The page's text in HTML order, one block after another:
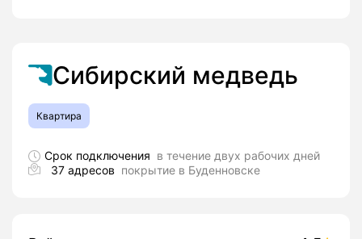
Сибирский медведь
Квартира
Срок подключения в течение двух рабочих дней
37 адресов покрытие в Буденновске